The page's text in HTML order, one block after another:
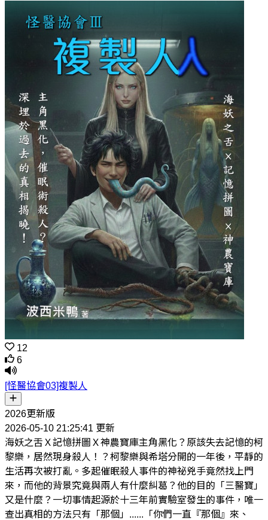
12
6
[怪醫協會03]複製人
2026更新版
2026-05-10 21:25:41 更新
海妖之舌Ｘ記憶拼圖Ｘ神農寶庫主角黑化？原該失去記憶的柯
黎樂，居然現身殺人！？柯黎樂與希塔分開的一年後，平靜的
生活再次被打亂。多起催眠殺人事件的神祕兇手竟然找上門
來，而他的背景究竟與兩人有什麼糾葛？他的目的「三醫寶」
又是什麼？一切事情起源於十三年前實驗室發生的事件，唯一
查出真相的方法只有「那個」......「你們一直『那個』來、